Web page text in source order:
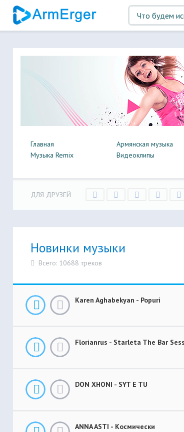
Главная Армянская музыка
Музыка Remix
Видеоклипы
ДЛЯ ДРУЗЕЙ
Новинки музыки
Всего: 10688 треков
Karen Aghabekyan - Popuri
Florianrus - Starleta The Bar
DON XHONI - SYT E TU
ANNA ASTI - Космически